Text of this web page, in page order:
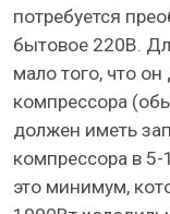
потребуется
бытовое 220В.
мало того, что
компрессора
должен иметь
компрессора в 5-
это минимум,